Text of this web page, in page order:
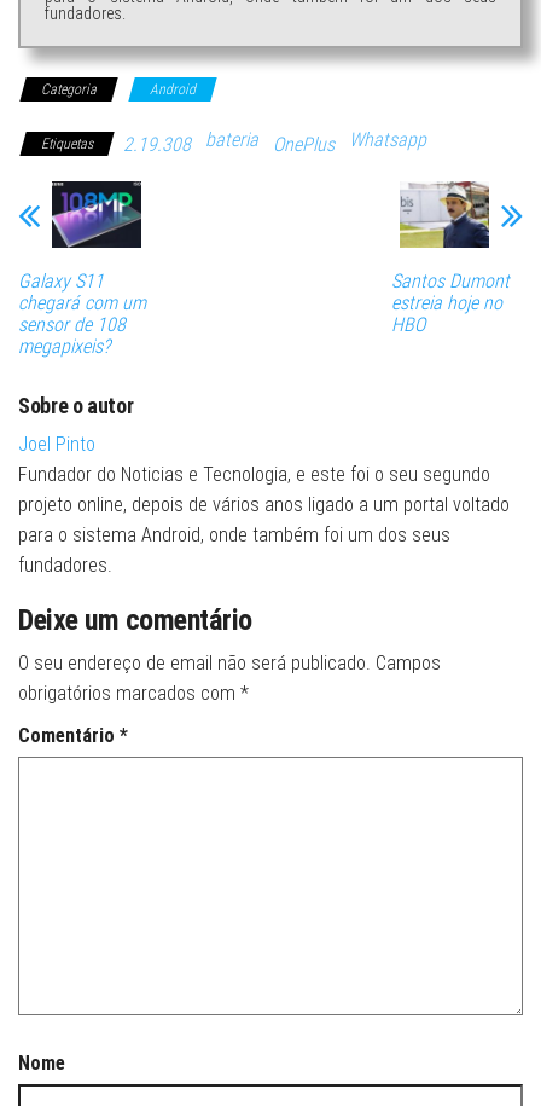
fundadores.
Categoria Android
Etiquetas 2.19.308 bateria OnePlus Whatsapp
Galaxy S11
chegará com um
sensor de 108
megapixeis?
Santos Dumont
estreia hoje no
HBO
Sobre o autor
Joel Pinto
Fundador do Noticias e Tecnologia, e este foi o seu segundo
projeto online, depois de vários anos ligado a um portal voltado
para o sistema Android, onde também foi um dos seus
fundadores.
Deixe um comentário
O seu endereço de email não será publicado. Campos
obrigatórios marcados com *
Comentário *
Nome